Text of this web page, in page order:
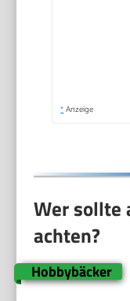
* Anzeige
Wer sollte
achten?
Hobbybäcker